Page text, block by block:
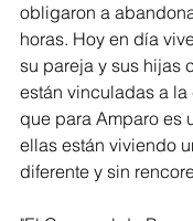
obligaron a
horas. Hoy en día
su pareja y sus hijas
están vinculadas a
que para Amparo es
ellas están viviendo
diferente y sin